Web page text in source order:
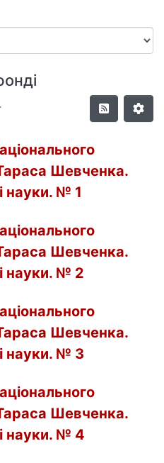
Шевченка.
науки. № 1
Шевченка.
науки. № 2
Шевченка.
науки. № 3
Шевченка.
науки. № 4